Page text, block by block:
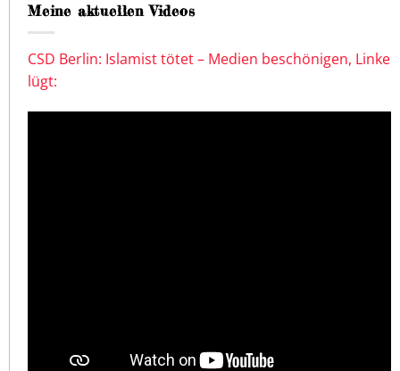
Meine aktuellen Videos
CSD Berlin: Islamist tötet – Medien beschönigen, Linke
lügt: